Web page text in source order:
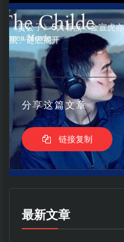
《贵公子》5大看点：金宣虎
鼠」谜底揭开
分享这篇文章
链接复制
最新文章